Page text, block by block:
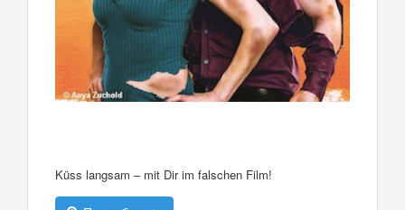
Küss langsam – mit Dir im falschen Film!